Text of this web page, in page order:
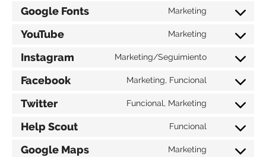
Google Fonts Marketing
YouTube Marketing
Instagram Marketing/Seguimiento
Facebook Marketing, Funcional
Twitter Funcional, Marketing
Help Scout Funcional
Google Maps Marketing